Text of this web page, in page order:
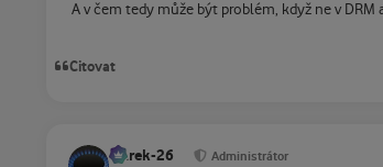
A v čem tedy může být problém, když ne v DRM
Citovat
Marek-26 Administrátor